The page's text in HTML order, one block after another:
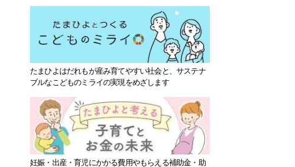
たまひよはだれもが産み育てやすい社会と、サステナ
ブルなこどものミライの実現をめざします
妊娠・出産・育児にかかる費用やもらえる補助金・助